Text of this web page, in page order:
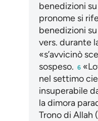
benedizioni
pronome si
benedizioni
vers. durante
«s’avvicinò
sospeso. 6
nel settimo
insuperabile
la dimora
Trono di Allah